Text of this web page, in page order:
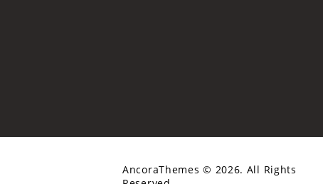
AncoraThemes© 2026. All Rights